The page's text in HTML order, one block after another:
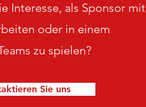
Interesse, als Sponsor mit
oder in einem
zu spielen?
Sie uns